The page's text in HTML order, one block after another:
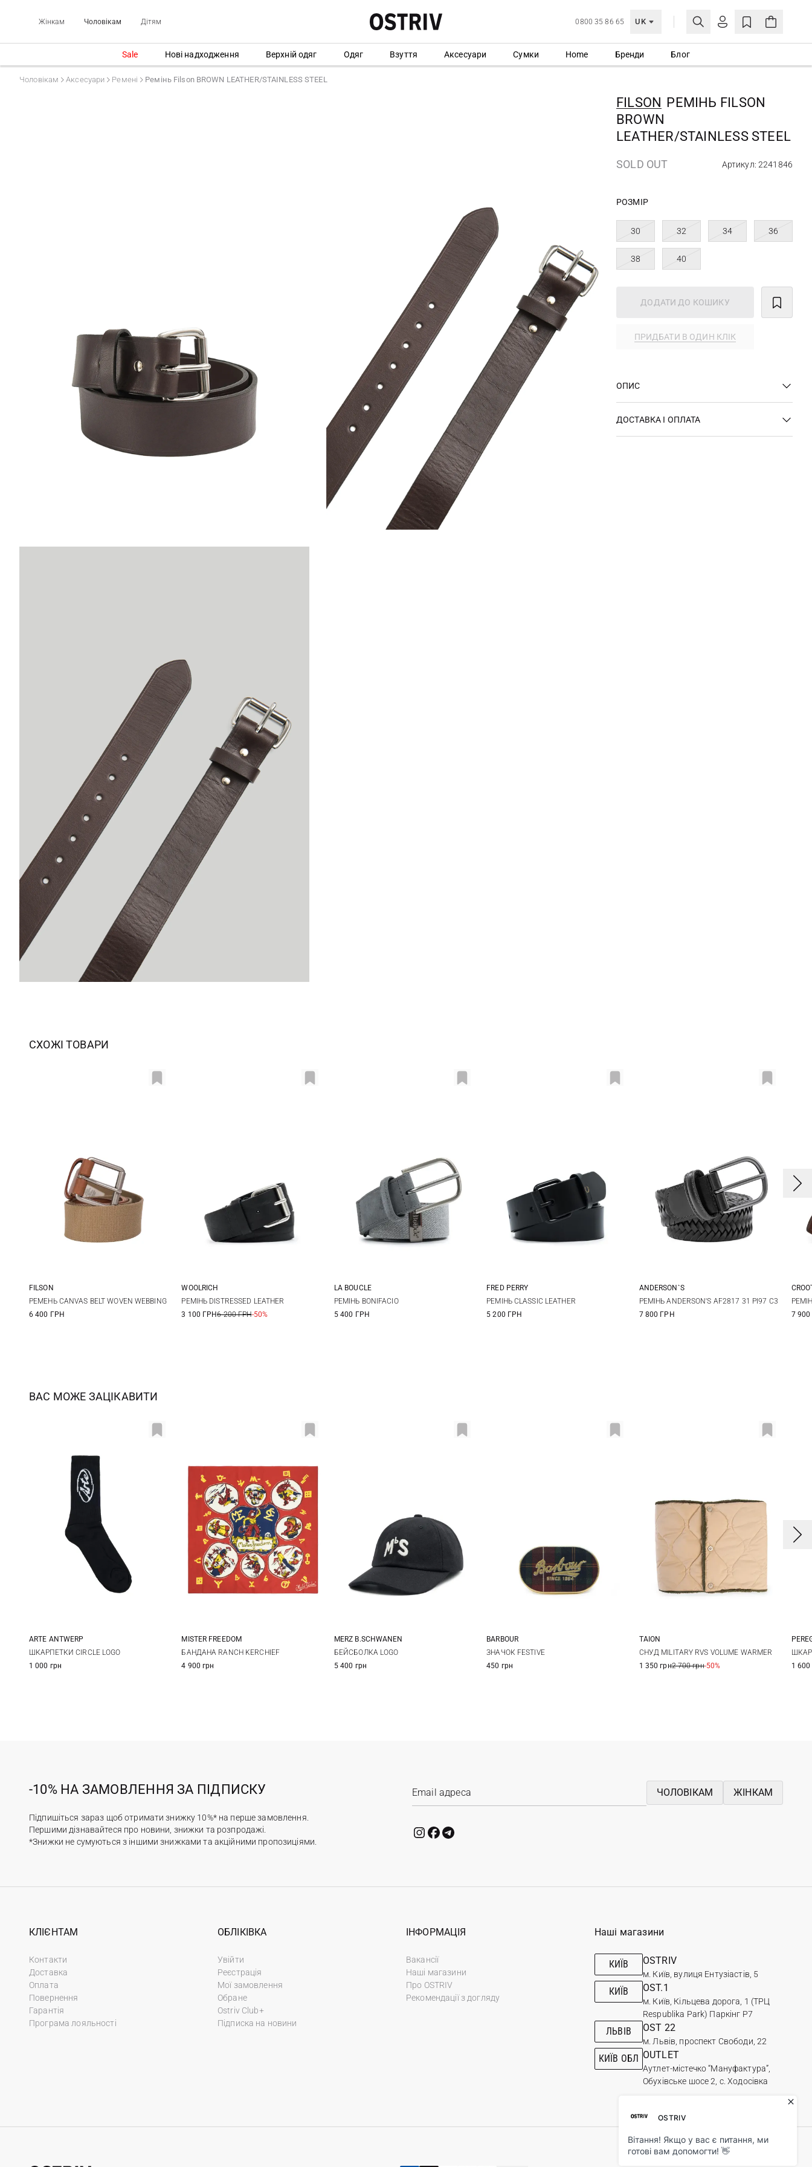
Жінкам Чоловікам Дітям 0800 35 86 65 UK
МОЯ ОБЛІКІВКА
Sale Нові надходження Верхній одяг Одяг Взуття Аксесуари Сумки Home Бренди Блог
Чоловікам Аксесуари Ремені Ремінь Filson BROWN LEATHER/STAINLESS STEEL
FILSON РЕМІНЬ FILSON
BROWN
LEATHER/STAINLESS STEEL
SOLD OUT Артикул: 2241846
РОЗМІР
30 32 34 36
38 40
ДОДАТИ ДО КОШИКУ
ПРИДБАТИ В ОДИН КЛІК
ОПИС
ДОСТАВКА І ОПЛАТА
СХОЖІ ТОВАРИ
S M L XL
FILSON
РЕМЕНЬ CANVAS BELT WOVEN WEBBING
6 400 ГРН
100
WOOLRICH
РЕМIНЬ DISTRESSED LEATHER
3 100 ГРН6 200 ГРН-50%
One size
LA BOUCLE
РЕМIНЬ BONIFACIO
5 400 ГРН
30 32 34
FRED PERRY
РЕМIНЬ CLASSIC LEATHER
5 200 ГРН
85 90 95 100
ANDERSON`S
РЕМІНЬ ANDERSON'S AF2817 31 PI97 C3
7 800 ГРН
7
ВАС МОЖЕ ЗАЦІКАВИТИ
One size
ARTE ANTWERP
ШКАРПЕТКИ CIRCLE LOGO
1 000 грн
One size
MISTER FREEDOM
БАНДАНА RANCH KERCHIEF
4 900 грн
One size
MERZ B.SCHWANEN
БЕЙСБОЛКА LOGO
5 400 грн
One size
BARBOUR
ЗНАЧОК FESTIVE
450 грн
One size
TAION
СНУД MILITARY RVS VOLUME WARMER
1 350 грн2 700 грн-50%
1 600
-10% НА ЗАМОВЛЕННЯ ЗА ПІДПИСКУ
Підпишіться зараз щоб отримати знижку 10%* на перше замовлення.
Першими дізнавайтеся про новини, знижки та розпродажі.
*Знижки не сумуються з іншими знижками та акційними пропозиціями.
ЧОЛОВІКАМ ЖІНКАМ
КЛІЄНТАМ
Контакти
Доставка
Оплата
Повернення
Гарантія
Програма лояльності
ОБЛІКІВКА
Увійти
Реєстрація
Мої замовлення
Обране
Ostriv Club+
Підписка на новини
ІНФОРМАЦІЯ
Вакансії
Наші магазини
Про OSTRIV
Рекомендації з догляду
Наші магазини
КИЇВ OSTRIV
м. Київ, вулиця Ентузіастів, 5
КИЇВ OST.1
м. Київ, Кільцева дорога, 1 (ТРЦ
Respublika Park) Паркінг Р7
ЛЬВІВ OST 22
м. Львів, проспект Свободи, 22
КИЇВ ОБЛ OUTLET
Аутлет-містечко “Мануфактура”,
Обухівське шосе 2, с. Ходосівка